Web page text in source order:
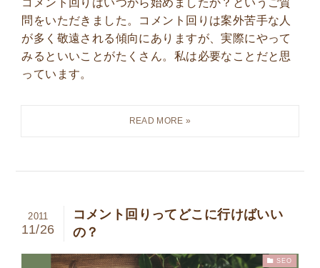
問をいただきました。コメント回りは案外苦手な人
が多く敬遠される傾向にありますが、実際にやって
みるといいことがたくさん。私は必要なことだと思
っています。
コメント回りってどこに行けばいい
の？
2011
11/26
SEO